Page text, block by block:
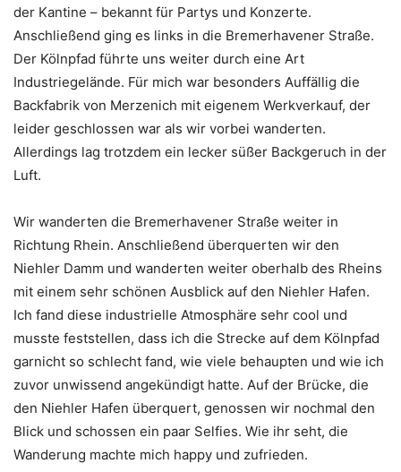
der Kantine – bekannt für Partys und Konzerte.
Anschließend ging es links in die Bremerhavener Straße.
Der Kölnpfad führte uns weiter durch eine Art
Industriegelände. Für mich war besonders Auffällig die
Backfabrik von Merzenich mit eigenem Werkverkauf, der
leider geschlossen war als wir vorbei wanderten.
Allerdings lag trotzdem ein lecker süßer Backgeruch in der
Luft.
Wir wanderten die Bremerhavener Straße weiter in
Richtung Rhein. Anschließend überquerten wir den
Niehler Damm und wanderten weiter oberhalb des Rheins
mit einem sehr schönen Ausblick auf den Niehler Hafen.
Ich fand diese industrielle Atmosphäre sehr cool und
musste feststellen, dass ich die Strecke auf dem Kölnpfad
garnicht so schlecht fand, wie viele behaupten und wie ich
zuvor unwissend angekündigt hatte. Auf der Brücke, die
den Niehler Hafen überquert, genossen wir nochmal den
Blick und schossen ein paar Selfies. Wie ihr seht, die
Wanderung machte mich happy und zufrieden.